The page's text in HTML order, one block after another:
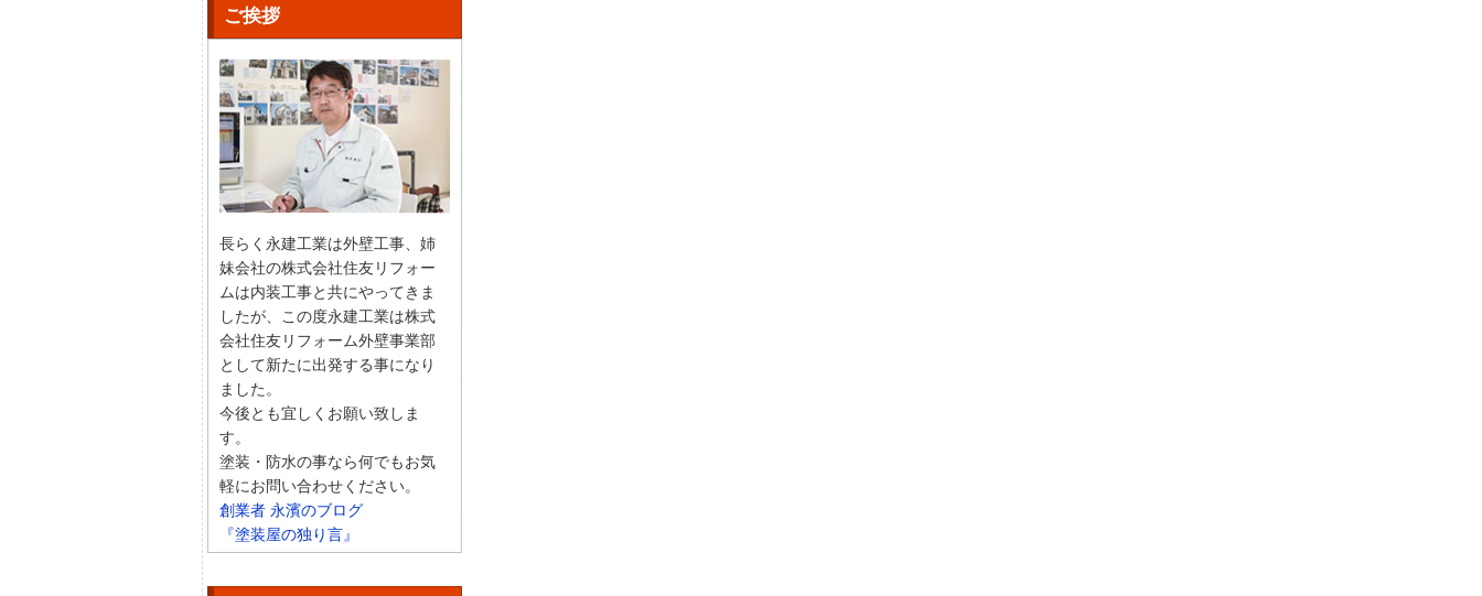
ご挨拶
長らく永建工業は外壁工事、姉
妹会社の株式会社住友リフォー
ムは内装工事と共にやってきま
したが、この度永建工業は株式
会社住友リフォーム外壁事業部
として新たに出発する事になり
ました。
今後とも宜しくお願い致しま
す。
塗装・防水の事なら何でもお気
軽にお問い合わせください。
創業者 永濱のブログ
『塗装屋の独り言』